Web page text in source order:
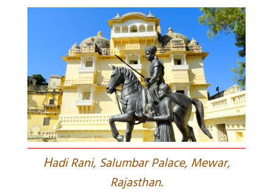
Hadi Rani, Salumbar Palace, Mewar,
Rajasthan.